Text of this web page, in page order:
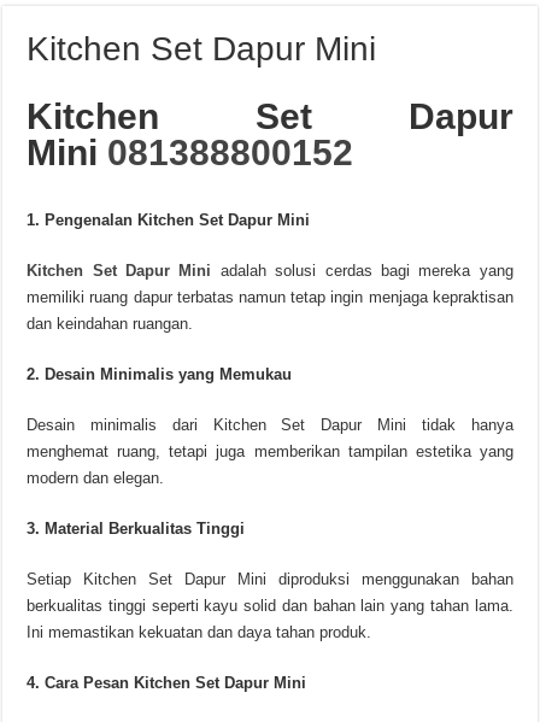
Kitchen Set Dapur Mini
Kitchen Set Dapur
Mini 081388800152
1. Pengenalan Kitchen Set Dapur Mini
Kitchen Set Dapur Mini adalah solusi cerdas bagi mereka yang
memiliki ruang dapur terbatas namun tetap ingin menjaga kepraktisan
dan keindahan ruangan.
2. Desain Minimalis yang Memukau
Desain minimalis dari Kitchen Set Dapur Mini tidak hanya
menghemat ruang, tetapi juga memberikan tampilan estetika yang
modern dan elegan.
3. Material Berkualitas Tinggi
Setiap Kitchen Set Dapur Mini diproduksi menggunakan bahan
berkualitas tinggi seperti kayu solid dan bahan lain yang tahan lama.
Ini memastikan kekuatan dan daya tahan produk.
4. Cara Pesan Kitchen Set Dapur Mini